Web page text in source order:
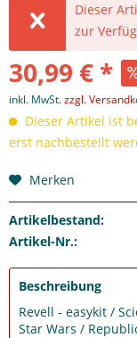
Dieser
zur
30,99 € *
inkl. MwSt.zzgl.
Dieser Artikel ist
erst nachbestellt
Merken
Artikelbestand:
Artikel-Nr.:
Beschreibung
Revell - easykit /
Star Wars /